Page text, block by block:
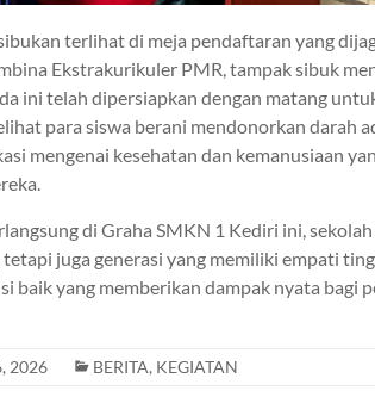
terlihat di meja pendaftaran yang
Ekstrakurikuler PMR, tampak sibuk
ini telah dipersiapkan dengan matang
para siswa berani mendonorkan darah
mengenai kesehatan dan kemanusiaan
di Graha SMKN 1 Kediri ini,
juga generasi yang memiliki empati
baik yang memberikan dampak nyata bagi
2026 BERITA, KEGIATAN